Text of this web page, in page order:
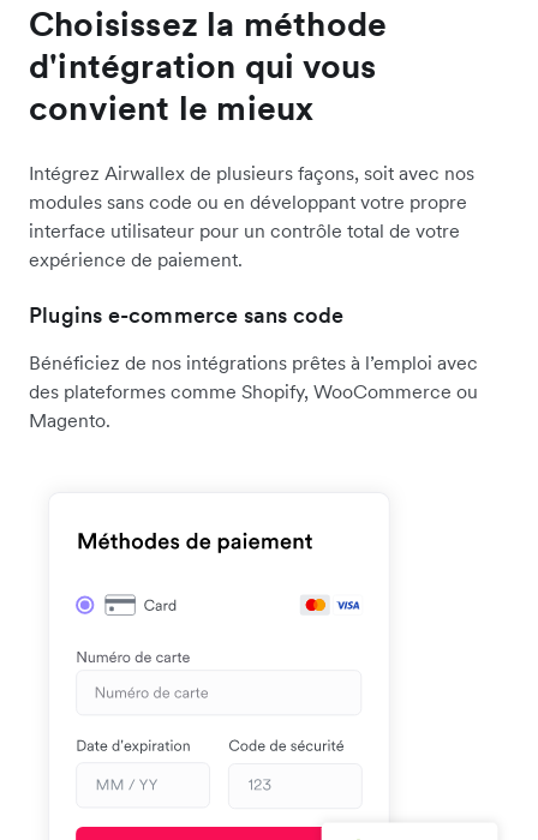
Choisissez la méthode
d'intégration qui vous
convient le mieux
Intégrez Airwallex de plusieurs façons, soit avec nos
modules sans code ou en développant votre propre
interface utilisateur pour un contrôle total de votre
expérience de paiement.
Plugins e-commerce sans code
Bénéficiez de nos intégrations prêtes à l’emploi avec
des plateformes comme Shopify, WooCommerce ou
Magento.